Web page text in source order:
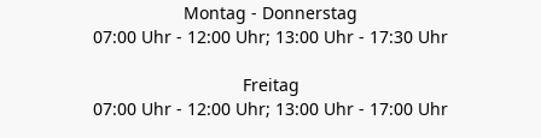
Montag - Donnerstag
07:00 Uhr - 12:00 Uhr; 13:00 Uhr - 17:30 Uhr
Freitag
07:00 Uhr - 12:00 Uhr; 13:00 Uhr - 17:00 Uhr